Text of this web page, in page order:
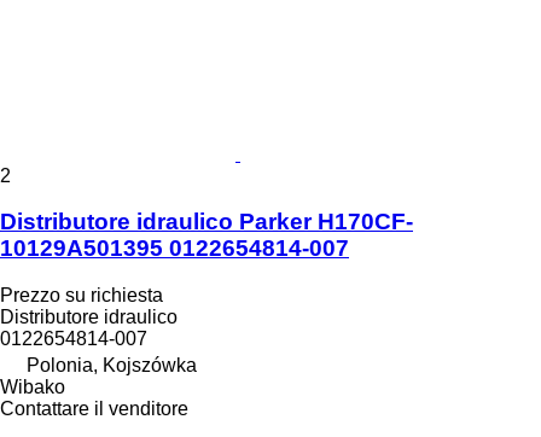
2
Distributore idraulico Parker H170CF-
10129A501395 0122654814-007
Prezzo su richiesta
Distributore idraulico
0122654814-007
Polonia, Kojszówka
Wibako
Contattare il venditore